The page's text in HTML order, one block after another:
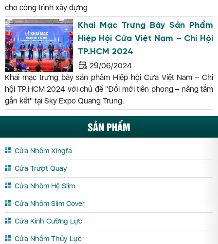
cho công trình xây dựng
Khai Mạc Trưng Bày Sản Phẩm
Hiệp Hội Cửa Việt Nam – Chi Hội
TP.HCM 2024
29/06/2024
Khai mạc trưng bày sản phẩm Hiệp hội Cửa Việt Nam – Chi
hội TP.HCM 2024 với chủ đề "Đổi mới tiên phong – nâng tầm
gắn kết" tại Sky Expo Quang Trung.
SẢN PHẨM
Cửa Nhôm Xingfa
Cửa Trượt Quay
Cửa Nhôm Hệ Slim
Cửa Nhôm Slim Cover
Cửa Kính Cường Lực
Cửa Nhôm Thủy Lực